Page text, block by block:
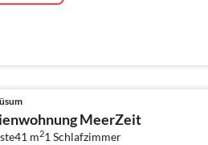
MeerZeit
41 m21 Schlafzimmer